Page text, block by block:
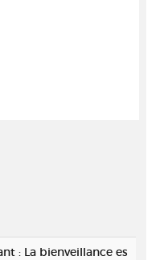
: La bienveillance es